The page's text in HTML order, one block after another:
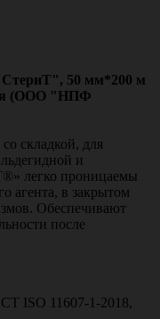
50 мм*200 м
(ООО "НПФ
складкой, для
и
легко проницаемы
агента, в закрытом
Обеспечивают
после
ISO 11607-1-2018,